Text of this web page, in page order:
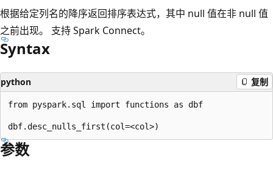
根据给定列名的降序返回排序表达式，其中 null 值在非 null 值
之前出现。 支持 Spark Connect。
Syntax
python 复制
from pyspark.sql import functions as dbf
参数